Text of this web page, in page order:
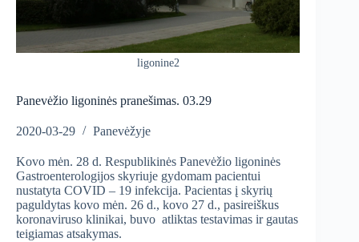
ligonine2
Panevėžio ligoninės pranešimas. 03.29
2020-03-29 Panevėžyje
Kovo mėn. 28 d. Respublikinės Panevėžio ligoninės
Gastroenterologijos skyriuje gydomam pacientui
nustatyta COVID – 19 infekcija. Pacientas į skyrių
paguldytas kovo mėn. 26 d., kovo 27 d., pasireiškus
koronaviruso klinikai, buvo atliktas testavimas ir gautas
teigiamas atsakymas.